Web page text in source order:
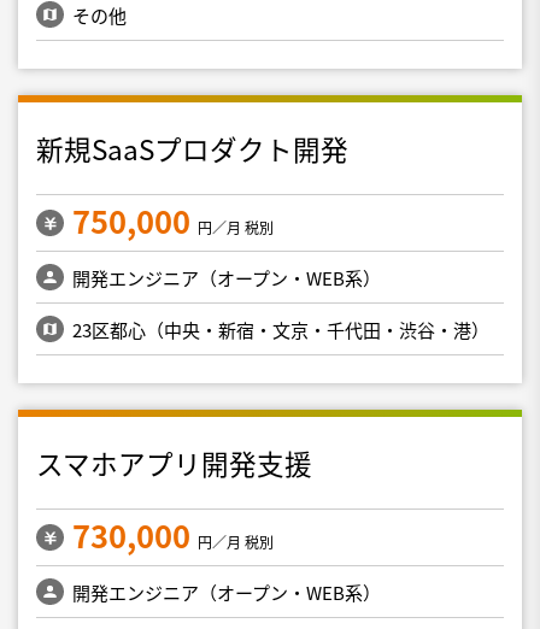
その他
新規SaaSプロダクト開発
750,000 円／月 税別
開発エンジニア（オープン・WEB系）
23区都心（中央・新宿・文京・千代田・渋谷・港）
スマホアプリ開発支援
730,000 円／月 税別
開発エンジニア（オープン・WEB系）